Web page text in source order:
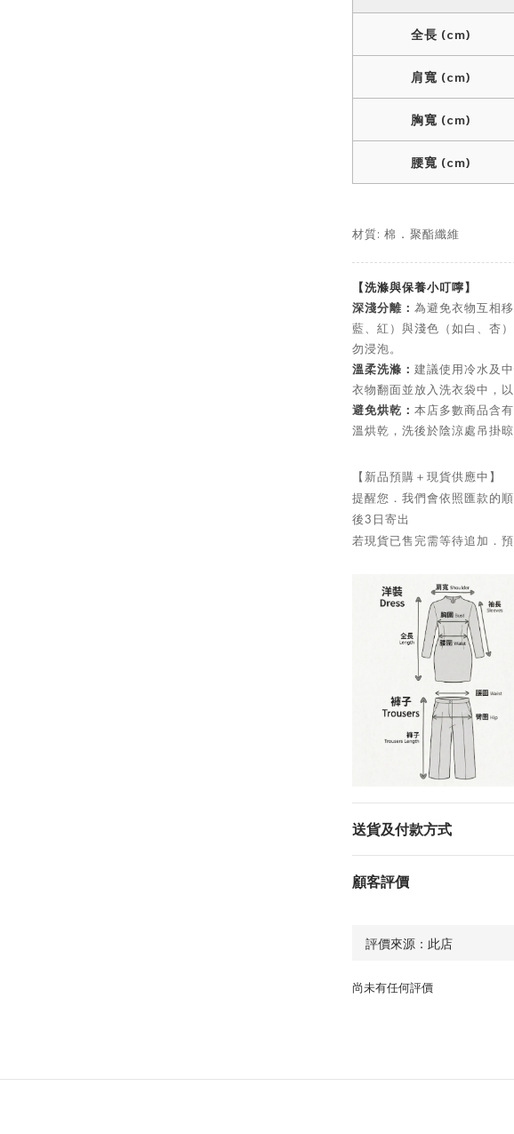
全長 (cm)
肩寬 (cm)
胸寬 (cm)
腰寬 (cm)
材質: 棉 ． 聚酯纖維
【洗滌與保養小叮嚀】
深淺分離： 為避免衣物互相
藍、紅）與淺色（如白、杏
勿浸泡。
溫柔洗滌： 建議使用冷水及
衣物翻面並放入洗衣袋中，以
避免烘乾： 本店多數商品含
溫烘乾，洗後於陰涼處吊掛晾
【新品預購＋現貨供應中】
提醒您．我們會依照匯款的
後3日寄出
若現貨已售完需等待追加．
送貨及付款方式
顧客評價
尚未有任何評價